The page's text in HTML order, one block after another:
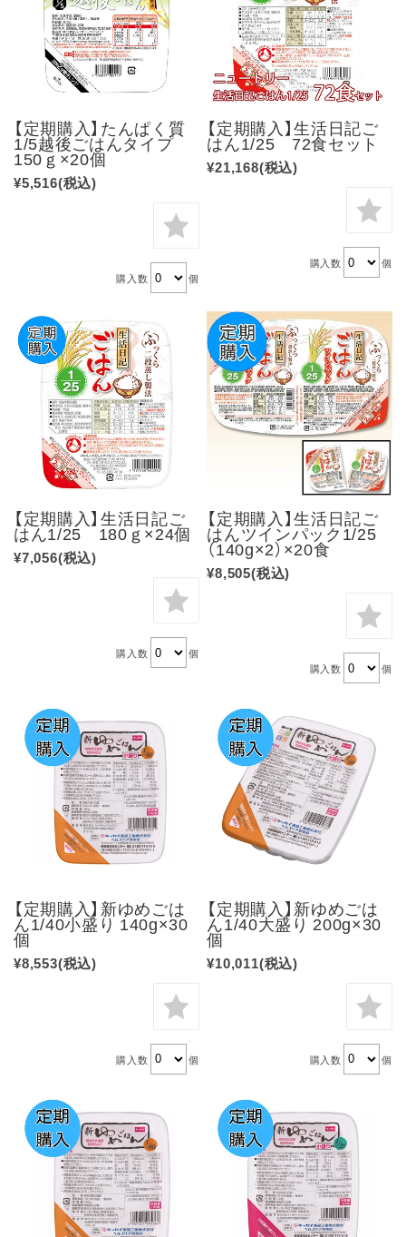
【定期購入】たんぱく質
1/5越後ごはんタイプ
150ｇ×20個
¥5,516(税込)
購入数 個
【定期購入】生活日記ご
はん1/25 72食セット
¥21,168(税込)
購入数 個
【定期購入】生活日記ご
はん1/25 180ｇ×24個
¥7,056(税込)
購入数 個
【定期購入】生活日記ご
はんツインパック1/25
（140g×2）×20食
¥8,505(税込)
購入数 個
【定期購入】新ゆめごは
ん1/40小盛り 140g×30
個
¥8,553(税込)
購入数 個
【定期購入】新ゆめごは
ん1/40大盛り 200g×30
個
¥10,011(税込)
購入数 個